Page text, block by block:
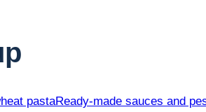
pastaReady-made sauces and